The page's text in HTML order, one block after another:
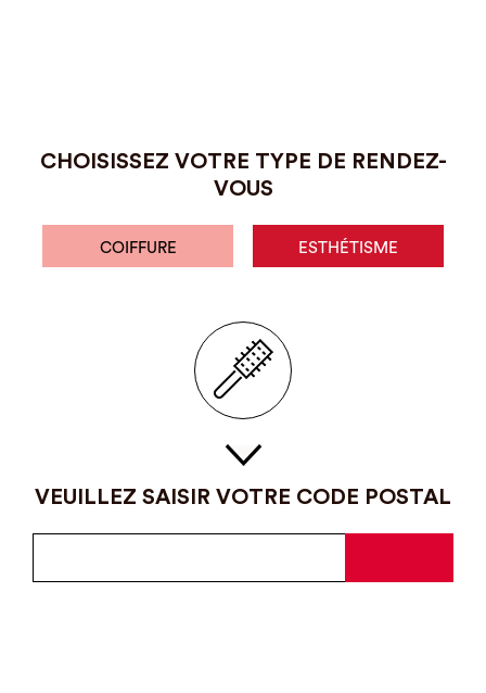
CHOISISSEZ VOTRE TYPE DE RENDEZ-
VOUS
COIFFURE ESTHÉTISME
VEUILLEZ SAISIR VOTRE CODE POSTAL